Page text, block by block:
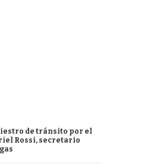
de tránsito por el
Rossi, secretario